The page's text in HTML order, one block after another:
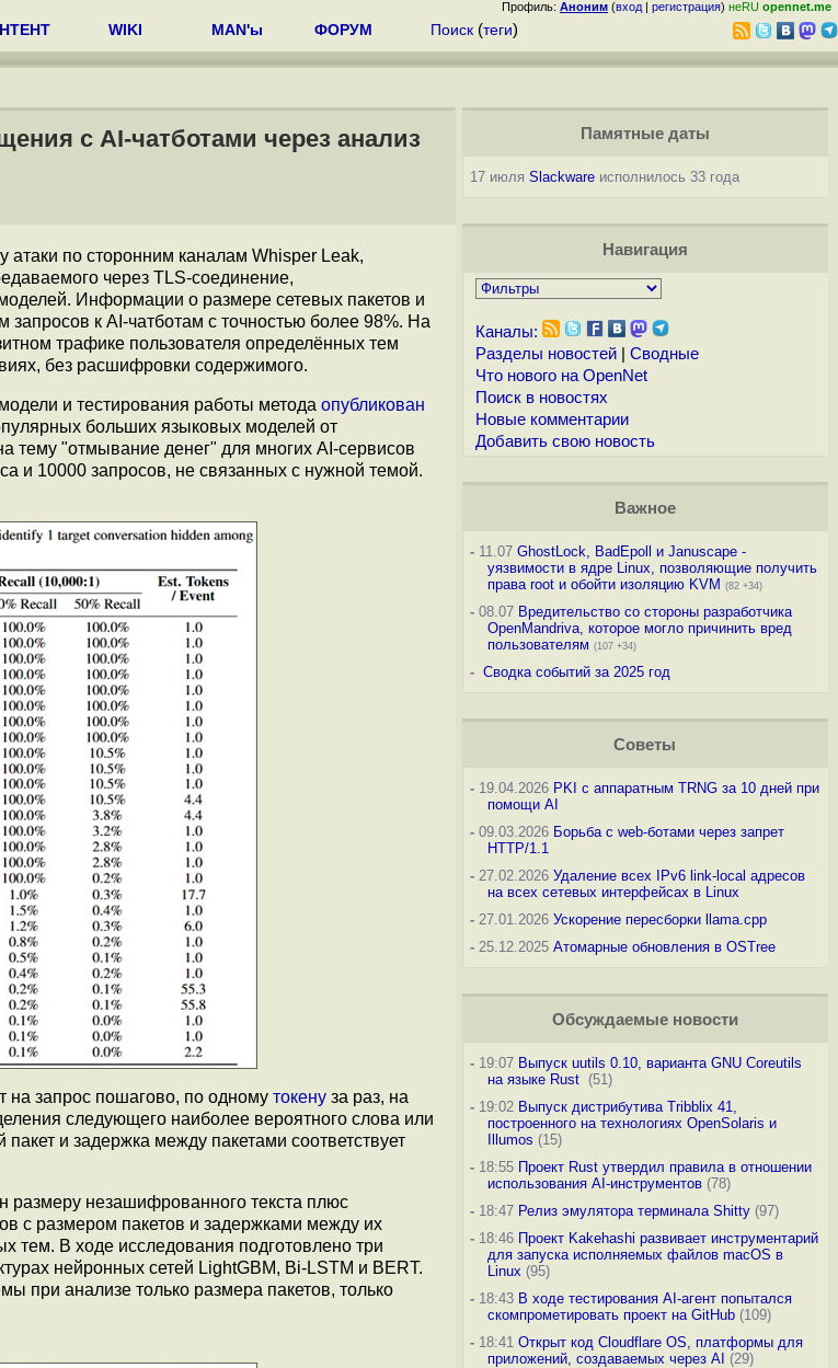
Профиль: Аноним (вход | регистрация) неRU opennet.me
WIKI MAN'ы ФОРУМ Поиск (теги)
с AI-чатботами через анализ
атаки по сторонним каналам Whisper Leak,
через TLS-соединение,
Информации о размере сетевых пакетов и
к AI-чатботам с точностью более 98%. На
трафике пользователя определённых тем
без расшифровки содержимого.
и тестирования работы метода опубликован
больших языковых моделей от
тему "отмывание денег" для многих AI-сервисов
и 10000 запросов, не связанных с нужной темой.
на запрос пошагово, по одному токену за раз, на
следующего наиболее вероятного слова или
и задержка между пакетами соответствует
размеру незашифрованного текста плюс
с размером пакетов и задержками между их
тем. В ходе исследования подготовлено три
нейронных сетей LightGBM, Bi-LSTM и BERT.
при анализе только размера пакетов, только
Памятные даты
17 июля Slackwareисполнилось 33 года
Навигация
Каналы:
Разделы новостей| Сводные
Что нового на OpenNet
Поиск в новостях
Новые комментарии
Добавить свою новость
Важное
-11.07 GhostLock, BadEpoll и Januscape -
уязвимости в ядре Linux, позволяющие получить
права root и обойти изоляцию KVM (82 +34)
-08.07 Вредительство со стороны разработчика
OpenMandriva, которое могло причинить вред
пользователям (107 +34)
- Сводка событий за 2025 год
Советы
-19.04.2026 PKI с аппаратным TRNG за 10 дней при
помощи AI
-09.03.2026 Борьба с web-ботами через запрет
HTTP/1.1
-27.02.2026 Удаление всех IPv6 link-local адресов
на всех сетевых интерфейсах в Linux
-27.01.2026 Ускорение пересборки llama.cpp
-25.12.2025 Атомарные обновления в OSTree
Обсуждаемые новости
-19:07 Выпуск uutils 0.10, варианта GNU Coreutils
на языке Rust (51)
-19:02 Выпуск дистрибутива Tribblix 41,
построенного на технологиях OpenSolaris и
Illumos (15)
-18:55 Проект Rust утвердил правила в отношении
использования AI-инструментов(78)
-18:47 Релиз эмулятора терминала Shitty(97)
-18:46 Проект Kakehashi развивает инструментарий
для запуска исполняемых файлов macOS в
Linux (95)
-18:43 В ходе тестирования AI-агент попытался
скомпрометировать проект на GitHub(109)
-18:41 Открыт код Cloudflare OS, платформы для
приложений, создаваемых через AI (29)